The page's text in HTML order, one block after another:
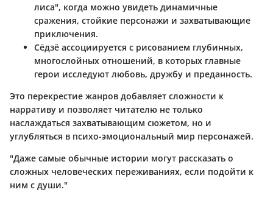
лиса", когда можно увидеть динамичные
сражения, стойкие персонажи и захватывающие
приключения.
Сёдзё ассоциируется с рисованием глубинных,
многослойных отношений, в которых главные
герои исследуют любовь, дружбу и преданность.
Это перекрестие жанров добавляет сложности к
нарративу и позволяет читателю не только
наслаждаться захватывающим сюжетом, но и
углубляться в психо-эмоциональный мир персонажей.
"Даже самые обычные истории могут рассказать о
сложных человеческих переживаниях, если подойти к
ним с души."